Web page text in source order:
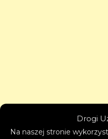
Drogi
Na naszej stronie